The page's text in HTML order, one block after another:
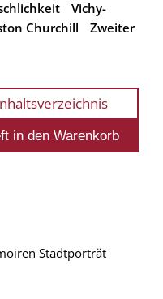
Vichy-
Churchill
Zweiter
Stadtporträt